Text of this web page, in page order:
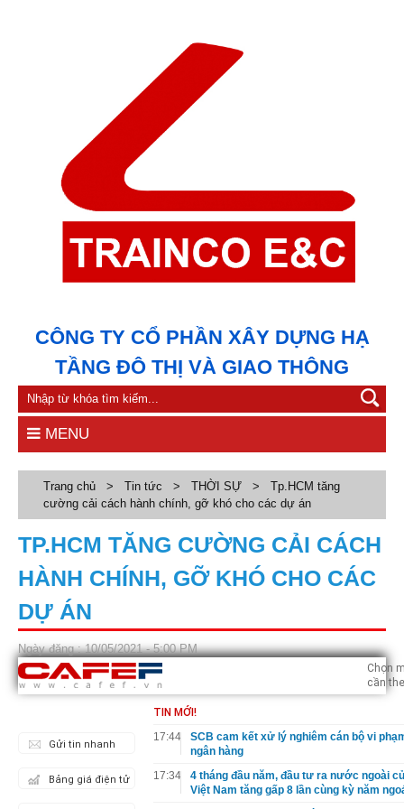
CÔNG TY CỔ PHẦN XÂY DỰNG HẠ
TẦNG ĐÔ THỊ VÀ GIAO THÔNG
MENU
Trang chủ > Tin tức > THỜI SỰ >
Tp.HCM tăng
cường cải cách hành chính, gỡ khó cho các dự án
TP.HCM TĂNG CƯỜNG CẢI CÁCH
HÀNH CHÍNH, GỠ KHÓ CHO CÁC
DỰ ÁN
Ngày đăng : 10/05/2021 - 5:00 PM
Chọn
cần
Gửi tin nhanh
Bảng giá điện tử
TIN MỚI!
17:44
SCB cam kết xử lý nghiêm cán bộ vi
ngân hàng
17:34
4 tháng đầu năm, đầu tư ra nước ngoài
Việt Nam tăng gấp 8 lần cùng kỳ năm